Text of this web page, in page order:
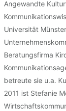
Angewandte
Universität
Beratungsfirma
betreute sie u.a.
2011 ist Stefanie